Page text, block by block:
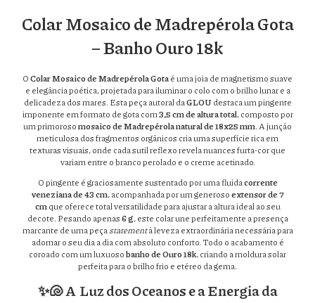
Colar Mosaico de Madrepérola Gota
– Banho Ouro 18k
OColar Mosaico de Madrepérola Gotaé uma joia de magnetismo suave
e elegância poética, projetada para iluminar o colo com o brilho lunar e a
delicadeza dos mares. Esta peça autoral daGLOUdestaca um pingente
imponente em formato de gota com3,5 cm de altura total, composto por
um primorosomosaico de Madrepérola natural de 18x25 mm. A junção
meticulosa dos fragmentos orgânicos cria uma superfície rica em
texturas visuais, onde cada sutil reflexo revela nuances furta-cor que
variam entre o branco perolado e o creme acetinado.
O pingente é graciosamente sustentado por uma fluidacorrente
veneziana de 43 cm, acompanhada por um generosoextensor de 7
cmque oferece total versatilidade para ajustar a altura ideal ao seu
decote. Pesando apenas6 g, este colar une perfeitamente a presença
marcante de uma peçastatementà leveza extraordinária necessária para
adornar o seu dia a dia com absoluto conforto. Todo o acabamento é
coroado com um luxuosobanho de Ouro 18k, criando a moldura solar
perfeita para o brilho frio e etéreo da gema.
✨🐚 A Luz dos Oceanos e a Energia da